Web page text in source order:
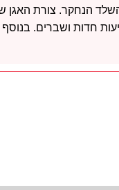
הנחקר. צורת
חדות ושברים. בנוסף